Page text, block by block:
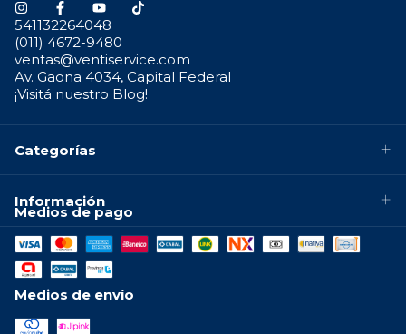
541132264048
(011) 4672-9480
ventas@ventiservice.com
Av. Gaona 4034, Capital Federal
¡Visitá nuestro Blog!
Categorías
Información
Medios de pago
Medios de envío